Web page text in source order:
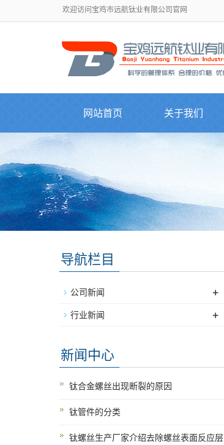
欢迎访问宝鸡市远航钛业有限公司官网
网站首页 关于我们
导航栏目
公司新闻 +
行业新闻 +
新闻中心
钛合金螺丝出现断裂的原因
钛管件的分类
钛螺丝生产厂家介绍去除螺丝表面反应层